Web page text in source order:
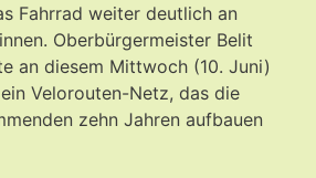
Fahrrad weiter deutlich an
Oberbürgermeister Belit
an diesem Mittwoch (10. Juni)
Velorouten-Netz, das die
zehn Jahren aufbauen